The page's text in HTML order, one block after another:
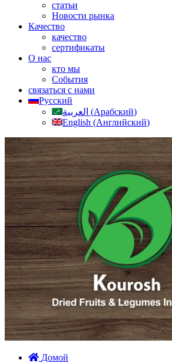
статьи
Новости рынка
Качество
качество
сертификаты
О нас
кто мы
События
связаться с нами
Русский
العربية (Арабский)
English (Английский)
Домой